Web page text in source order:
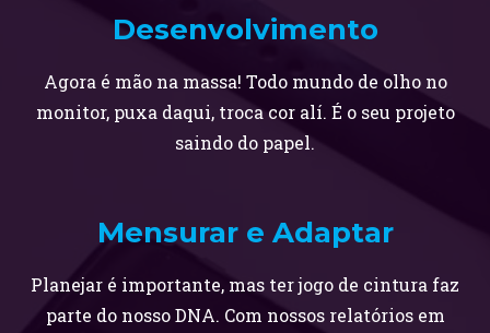
Desenvolvimento
Agora é mão na massa! Todo mundo de olho no
monitor, puxa daqui, troca cor alí. É o seu projeto
saindo do papel.
Mensurar e Adaptar
Planejar é importante, mas ter jogo de cintura faz
parte do nosso DNA. Com nossos relatórios em